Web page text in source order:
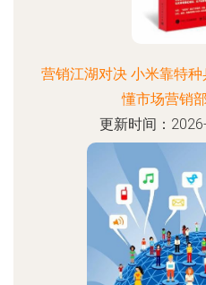
营销江湖对决 小米靠特
懂市场营销
更新时间：